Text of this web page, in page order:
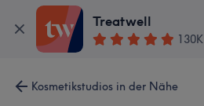
Treatwell
130K
Kosmetikstudios in der Nähe